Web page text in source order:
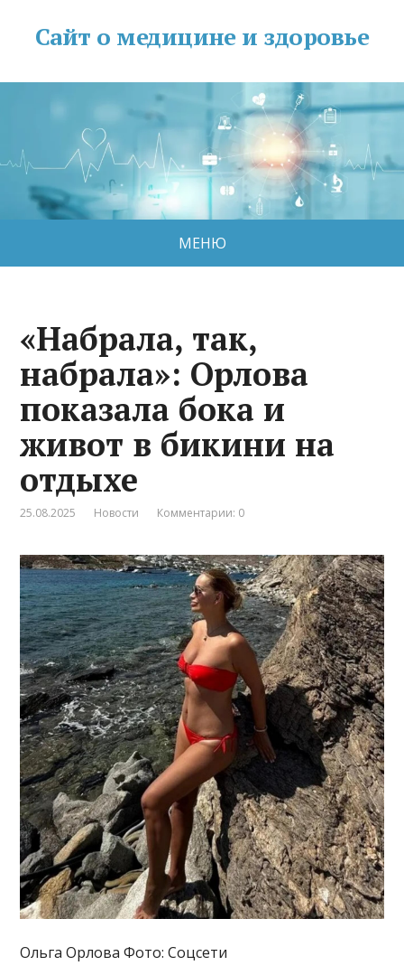
Сайт о медицине и здоровье
МЕНЮ
«Набрала, так,
набрала»: Орлова
показала бока и
живот в бикини на
отдыхе
25.08.2025 Новости Комментарии: 0
Ольга Орлова Фото: Соцсети